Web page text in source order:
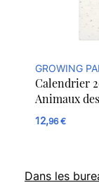
GROWING
Calendrier
Animaux
12,96 €
Dans les